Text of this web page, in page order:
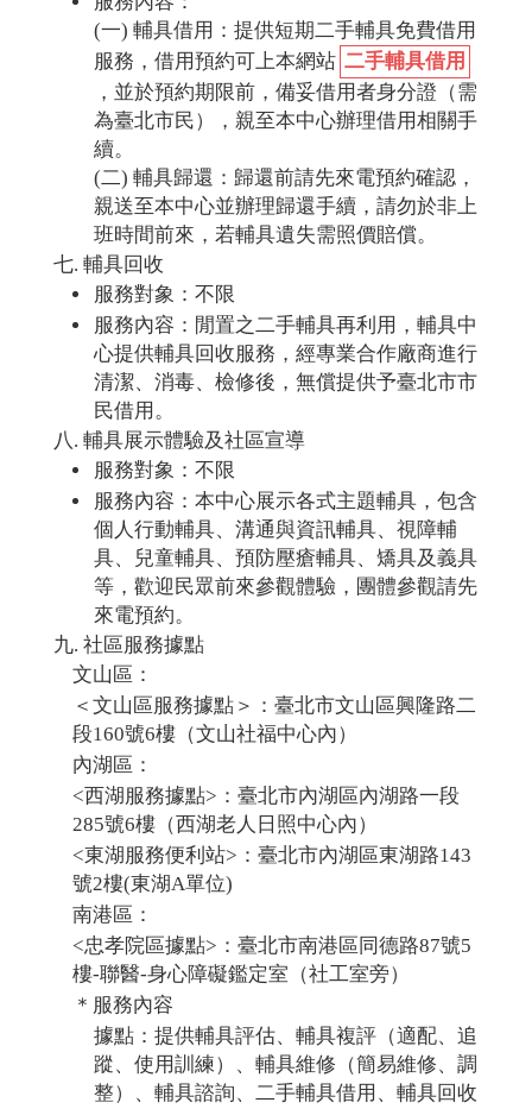
(一) 輔具借用：提供短期二手輔具免費借用
服務，借用預約可上本網站 二手輔具借用
，並於預約期限前，備妥借用者身分證（需
為臺北市民），親至本中心辦理借用相關手
續。
(二) 輔具歸還：歸還前請先來電預約確認，
親送至本中心並辦理歸還手續，請勿於非上
班時間前來，若輔具遺失需照價賠償。
輔具回收
服務對象：不限
服務內容：閒置之二手輔具再利用，輔具中
心提供輔具回收服務，經專業合作廠商進行
清潔、消毒、檢修後，無償提供予臺北市市
民借用。
輔具展示體驗及社區宣導
服務對象：不限
服務內容：本中心展示各式主題輔具，包含
個人行動輔具、溝通與資訊輔具、視障輔
具、兒童輔具、預防壓瘡輔具、矯具及義具
等，歡迎民眾前來參觀體驗，團體參觀請先
來電預約。
社區服務據點
文山區：
＜文山區服務據點＞：臺北市文山區興隆路二
段160號6樓（文山社福中心內）
內湖區：
<西湖服務據點>：臺北市內湖區內湖路⼀段
285號6樓（西湖老人日照中心內）
<東湖服務便利站>：臺北市內湖區東湖路143
號2樓(東湖A單位)
南港區：
<忠孝院區據點>：臺北市南港區同德路87號5
樓-聯醫-身心障礙鑑定室（社工室旁）
＊服務內容
據點：提供輔具評估、輔具複評（適配、追
蹤、使用訓練）、輔具維修（簡易維修、調
整）、輔具諮詢、二手輔具借用、輔具回收